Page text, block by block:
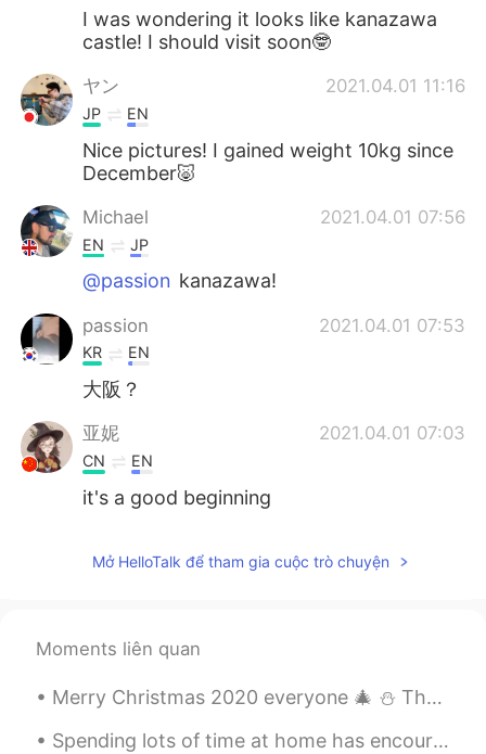
I was wondering it looks like kanazawa
castle! I should visit soon🤓
ヤン 2021.04.01 11:16
JP EN
Nice pictures! I gained weight 10kg since
December🐷
Michael 2021.04.01 07:56
EN JP
@passion kanazawa!
passion 2021.04.01 07:53
KR EN
大阪？
亚妮 2021.04.01 07:03
CN EN
it's a good beginning
Mở HelloTalk để tham gia cuộc trò chuyện
Moments liên quan
Merry Christmas 2020 everyone 🎄 ⛄️ Thanks to all my friends and the people I have met during my...
Spending lots of time at home has encouraged me to cook more (and eat more). 笑笑 Today's one plate...